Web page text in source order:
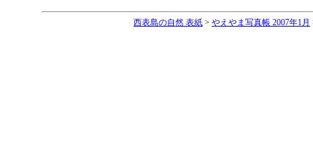
西表島の自然 表紙 > やえやま写真帳 2007年1月